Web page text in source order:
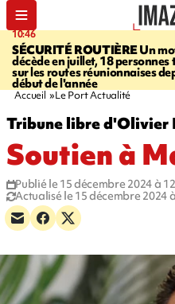
10:46
SÉCURITÉ ROUTIÈREUn
décède en juillet, 18 personnes
sur les routes réunionnaises
début de l'année
Accueil Le Port Actualité
Tribune libre d'Olivier
Soutien à
Publié le 15 décembre 2024 à
Actualisé le 15 décembre 2024